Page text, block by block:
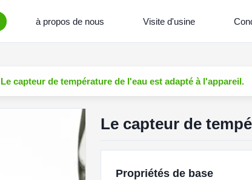
à propos de nous Visite d'usine
Le capteur de température de l'eau est adapté à l'appareil.
Le capteur de
Propriétés de base